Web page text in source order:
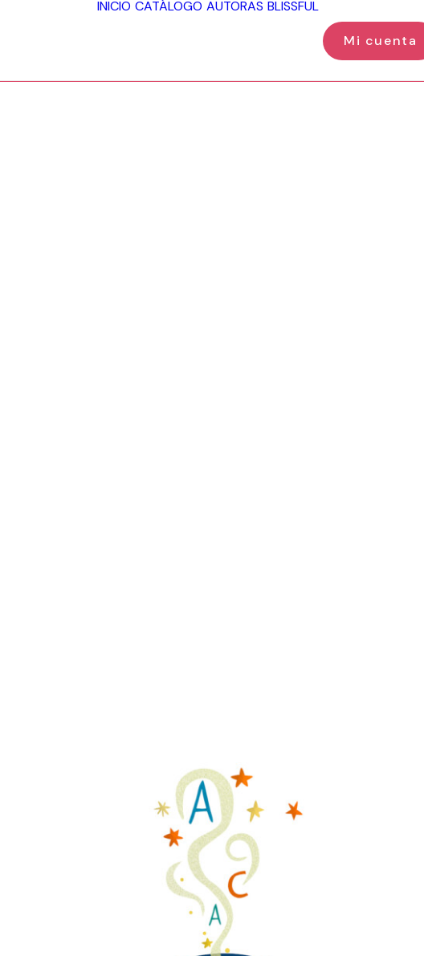
INICIO CATÁLOGO AUTORAS BLISSFUL
Mi cuenta